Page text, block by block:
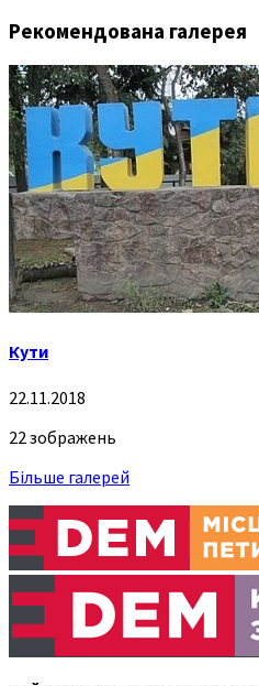
Рекомендована галерея
Кути
22.11.2018
22 зображень
Більше галерей